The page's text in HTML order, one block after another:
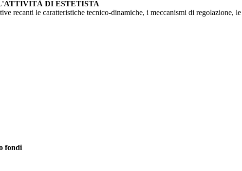
DI ESTETISTA
recanti le caratteristiche tecnico-dinamiche, i meccanismi di regolazione,
fondi